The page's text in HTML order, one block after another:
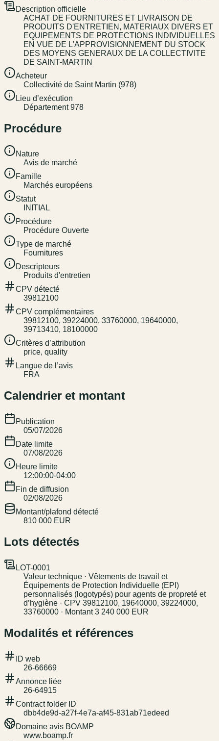
Description officielle
ACHAT DE FOURNITURES ET LIVRAISON DE
PRODUITS D'ENTRETIEN, MATERIAUX DIVERS ET
EQUIPEMENTS DE PROTECTIONS INDIVIDUELLES
EN VUE DE L'APPROVISIONNEMENT DU STOCK
DES MOYENS GENERAUX DE LA COLLECTIVITE
DE SAINT-MARTIN
Acheteur
Collectivité de Saint Martin (978)
Lieu d’exécution
Département 978
Procédure
Nature
Avis de marché
Famille
Marchés européens
Statut
INITIAL
Procédure
Procédure Ouverte
Type de marché
Fournitures
Descripteurs
Produits d'entretien
CPV détecté
39812100
CPV complémentaires
39812100, 39224000, 33760000, 19640000,
39713410, 18100000
Critères d’attribution
price, quality
Langue de l’avis
FRA
Calendrier et montant
Publication
05/07/2026
Date limite
07/08/2026
Heure limite
12:00:00-04:00
Fin de diffusion
02/08/2026
Montant/plafond détecté
810 000 EUR
Lots détectés
LOT-0001
Valeur technique · Vêtements de travail et
Équipements de Protection Individuelle (EPI)
personnalisés (logotypés) pour agents de propreté et
d’hygiène · CPV 39812100, 19640000, 39224000,
33760000 · Montant 3 240 000 EUR
Modalités et références
ID web
26-66669
Annonce liée
26-64915
Contract folder ID
dbb4de9d-a27f-4e7a-af45-831ab71edeed
Domaine avis BOAMP
www.boamp.fr